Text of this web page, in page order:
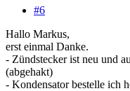
#6
Hallo Markus,
erst einmal Danke.
- Zündstecker ist neu und
(abgehakt)
- Kondensator bestelle ich